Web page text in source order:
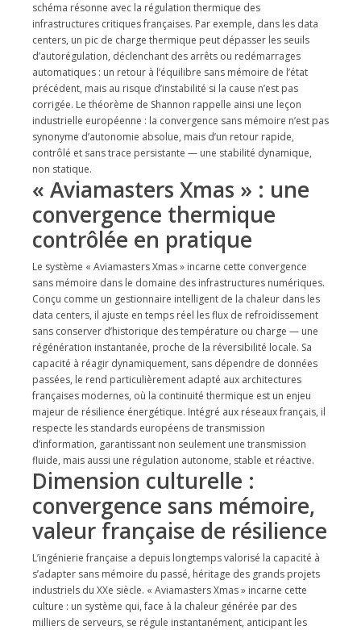
schéma résonne avec la régulation thermique des
infrastructures critiques françaises. Par exemple, dans les data
centers, un pic de charge thermique peut dépasser les seuils
d’autorégulation, déclenchant des arrêts ou redémarrages
automatiques : un retour à l’équilibre sans mémoire de l’état
précédent, mais au risque d’instabilité si la cause n’est pas
corrigée. Le théorème de Shannon rappelle ainsi une leçon
industrielle européenne : la convergence sans mémoire n’est pas
synonyme d’autonomie absolue, mais d’un retour rapide,
contrôlé et sans trace persistante — une stabilité dynamique,
non statique.
« Aviamasters Xmas » : une
convergence thermique
contrôlée en pratique
Le système « Aviamasters Xmas » incarne cette convergence
sans mémoire dans le domaine des infrastructures numériques.
Conçu comme un gestionnaire intelligent de la chaleur dans les
data centers, il ajuste en temps réel les flux de refroidissement
sans conserver d’historique des température ou charge — une
régénération instantanée, proche de la réversibilité locale. Sa
capacité à réagir dynamiquement, sans dépendre de données
passées, le rend particulièrement adapté aux architectures
françaises modernes, où la continuité thermique est un enjeu
majeur de résilience énergétique. Intégré aux réseaux français, il
respecte les standards européens de transmission
d’information, garantissant non seulement une transmission
fluide, mais aussi une régulation autonome, stable et réactive.
Dimension culturelle :
convergence sans mémoire,
valeur française de résilience
L’ingénierie française a depuis longtemps valorisé la capacité à
s’adapter sans mémoire du passé, héritage des grands projets
industriels du XXe siècle. « Aviamasters Xmas » incarne cette
culture : un système qui, face à la chaleur générée par des
milliers de serveurs, se régule instantanément, anticipant les